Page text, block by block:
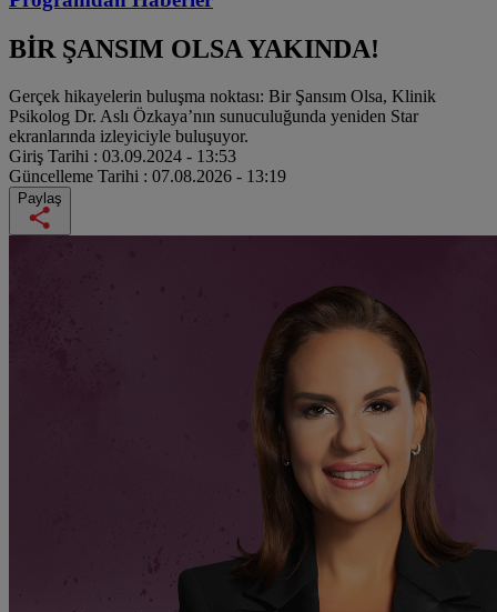
BİR ŞANSIM OLSA YAKINDA!
Gerçek hikayelerin buluşma noktası: Bir Şansım Olsa, Klinik
Psikolog Dr. Aslı Özkaya’nın sunuculuğunda yeniden Star
ekranlarında izleyiciyle buluşuyor.
Giriş Tarihi : 03.09.2024 - 13:53
Güncelleme Tarihi : 07.08.2026 - 13:19
Paylaş